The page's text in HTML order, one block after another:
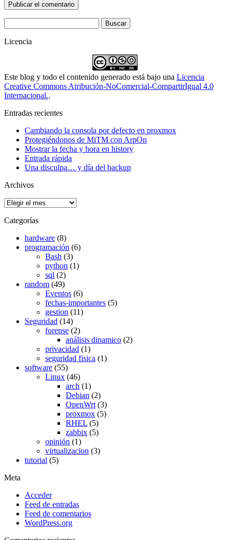
Licencia
Este blog y todo el contenido generado está bajo una Licencia
Creative Commons Atribución-NoComercial-CompartirIgual 4.0
Internacional..
Entradas recientes
Cambiando la consola por defecto en proxmox
Protegiéndonos de MiTM con ArpOn
Mostrar la fecha y hora en history
Entrada rápida
Una disculpa… y día del backup
Archivos
Archivos
Categorías
hardware (8)
programación (6)
Bash (3)
python (1)
sql (2)
random (49)
Eventos (6)
fechas-importantes (5)
gestion (11)
Seguridad (14)
forense (2)
análisis dinamico (2)
privacidad (1)
seguridad fisica (1)
software (55)
Linux (46)
arch (1)
Debian (2)
OpenWrt (3)
proxmox (5)
RHEL (5)
zabbix (5)
opinión (1)
virtualizacion (3)
tutorial (5)
Meta
Acceder
Feed de entradas
Feed de comentarios
WordPress.org